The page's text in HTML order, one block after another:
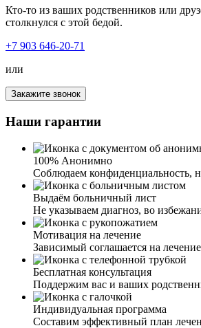
Кто-то из ваших родственников или
столкнулся с этой бедой.
+7 903 646-20-71
или
Закажите звонок
Наши гарантии
100% Анонимно
Соблюдаем конфиденциальность,
Выдаём больничный лист
Не указываем диагноз, во
Мотивация на лечение
Зависимый соглашается на
Бесплатная консультация
Поддержим вас и ваших
Индивидуальная программа
Составим эффективный план